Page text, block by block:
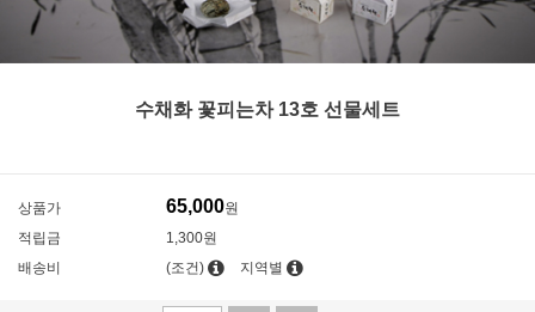
수채화 꽃피는차 13호 선물세트
상품가 65,000원
적립금
1,300원
배송비
(조건) 지역별